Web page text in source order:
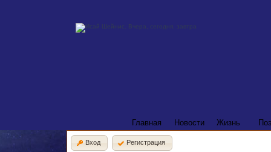
Главная Новости Жизнь
Вход
Регистрация